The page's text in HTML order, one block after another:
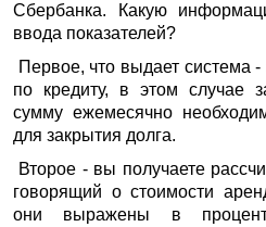
Сбербанка. Какую
ввода показателей?
Первое, что выдает система
по кредиту, в этом случае
сумму ежемесячно
для закрытия долга.
Второе - вы получаете
говорящий о стоимости
они выражены в